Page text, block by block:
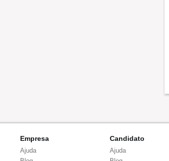
Empresa
Ajuda
Candidato
Ajuda